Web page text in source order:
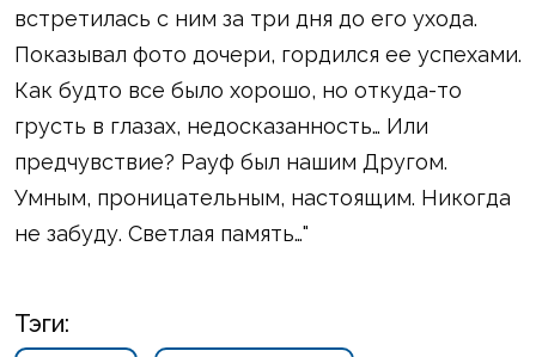
встретилась с ним за три дня до его ухода.
Показывал фото дочери, гордился ее успехами.
Как будто все было хорошо, но откуда-то
грусть в глазах, недосказанность… Или
предчувствие? Рауф был нашим Другом.
Умным, проницательным, настоящим. Никогда
не забуду. Светлая память…"
Тэги: